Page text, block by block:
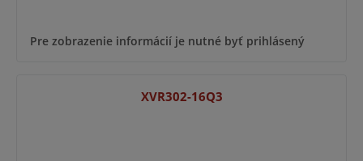
Pre zobrazenie informácií je nutné byť prihlásený
XVR302-16Q3